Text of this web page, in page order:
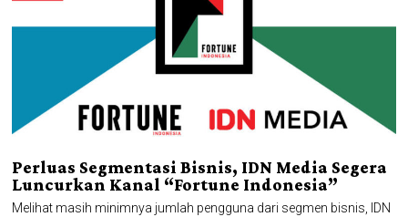
Perluas Segmentasi Bisnis, IDN Media Segera
Luncurkan Kanal “Fortune Indonesia”
Melihat masih minimnya jumlah pengguna dari segmen bisnis, IDN